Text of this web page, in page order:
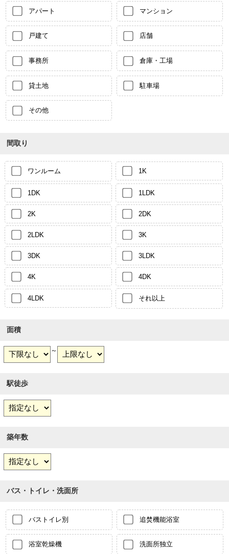
アパート マンション
戸建て 店舗
事務所 倉庫・工場
貸土地 駐車場
その他
間取り
ワンルーム 1K
1DK 1LDK
2K 2DK
2LDK 3K
3DK 3LDK
4K 4DK
4LDK それ以上
面積
～
駅徒歩
築年数
バス・トイレ・洗面所
バストイレ別 追焚機能浴室
浴室乾燥機 洗面所独立